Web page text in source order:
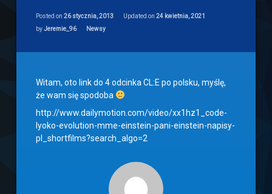
Posted on26 stycznia, 2013 Updated on24 kwietnia, 2021
byJeremie_96 Categories:
Newsy
Witam, oto link do 4 odcinka CL:E po polsku, myślę,
że wam się spodoba
http://www.dailymotion.com/video/xx1hz1_code-
lyoko-evolution-mme-einstein-pani-einstein-napisy-
pl_shortfilms?search_algo=2